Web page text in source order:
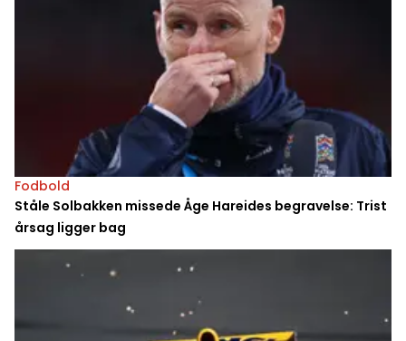
Fodbold
Ståle Solbakken missede Åge Hareides begravelse: Trist
årsag ligger bag